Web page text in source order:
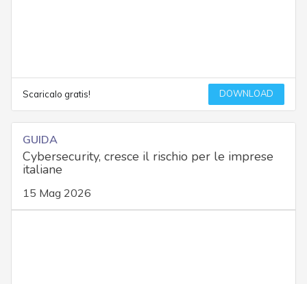
Scaricalo gratis! DOWNLOAD
GUIDA
Cybersecurity, cresce il rischio per le imprese
italiane
15 Mag 2026